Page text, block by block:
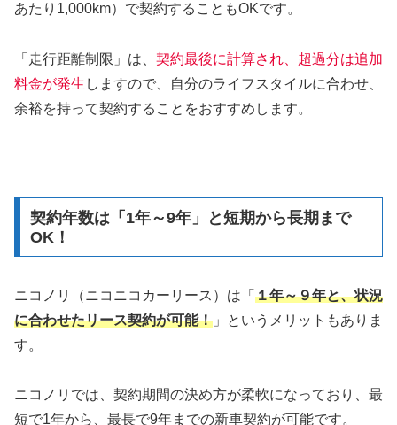
あたり1,000km）で契約することもOKです。
「走行距離制限」は、 契約最後に計算され、超過分は追加
料金が発生 しますので、自分のライフスタイルに合わせ、
余裕を持って契約することをおすすめします。
契約年数は「1年～9年」と短期から長期まで
OK！
ニコノリ（ニコニコカーリース）は「 １年～９年と、状況
に合わせたリース契約が可能！ 」というメリットもありま
す。
ニコノリでは、契約期間の決め方が柔軟になっており、最
短で1年から、最長で9年までの新車契約が可能です。